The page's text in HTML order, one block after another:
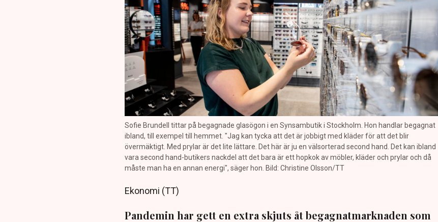
Sofie Brundell tittar på begagnade glasögon i en Synsambutik i Stockholm. Hon handlar begagnat
ibland, till exempel till hemmet. "Jag kan tycka att det är jobbigt med kläder för att det blir
övermäktigt. Med prylar är det lite lättare. Det här är ju en välsorterad second hand. Det kan ibland
vara second hand-butikers nackdel att det bara är ett hopkok av möbler, kläder och prylar och då
måste man ha en annan energi", säger hon. Bild: Christine Olsson/TT
Ekonomi (TT)
Pandemin har gett en extra skjuts åt begagnatmarknaden som